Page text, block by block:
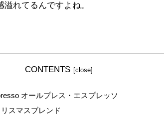
れてるんですよね。
CONTENTS
オールプレス・エスプレッソ
スマスブレンド